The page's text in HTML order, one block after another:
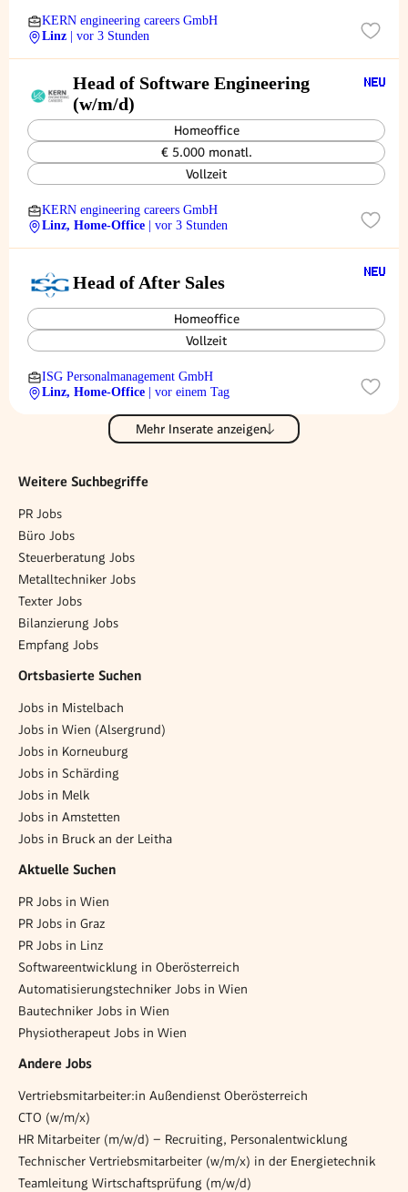
KERN engineering careers GmbH
Linz
| vor 3 Stunden
Head of Software Engineering
(w/m/d)
Homeoffice
€ 5.000 monatl.
Vollzeit
KERN engineering careers GmbH
Linz, Home-Office
| vor 3 Stunden
Head of After Sales
Homeoffice
Vollzeit
ISG Personalmanagement GmbH
Linz, Home-Office
| vor einem Tag
Mehr Inserate anzeigen
Weitere Suchbegriffe
PR Jobs
Büro Jobs
Steuerberatung Jobs
Metalltechniker Jobs
Texter Jobs
Bilanzierung Jobs
Empfang Jobs
Ortsbasierte Suchen
Jobs in Mistelbach
Jobs in Wien (Alsergrund)
Jobs in Korneuburg
Jobs in Schärding
Jobs in Melk
Jobs in Amstetten
Jobs in Bruck an der Leitha
Aktuelle Suchen
PR Jobs in Wien
PR Jobs in Graz
PR Jobs in Linz
Softwareentwicklung in Oberösterreich
Automatisierungstechniker Jobs in Wien
Bautechniker Jobs in Wien
Physiotherapeut Jobs in Wien
Andere Jobs
Vertriebsmitarbeiter:in Außendienst Oberösterreich
CTO (w/m/x)
HR Mitarbeiter (m/w/d) – Recruiting, Personalentwicklung
Technischer Vertriebsmitarbeiter (w/m/x) in der Energietechnik
Teamleitung Wirtschaftsprüfung (m/w/d)